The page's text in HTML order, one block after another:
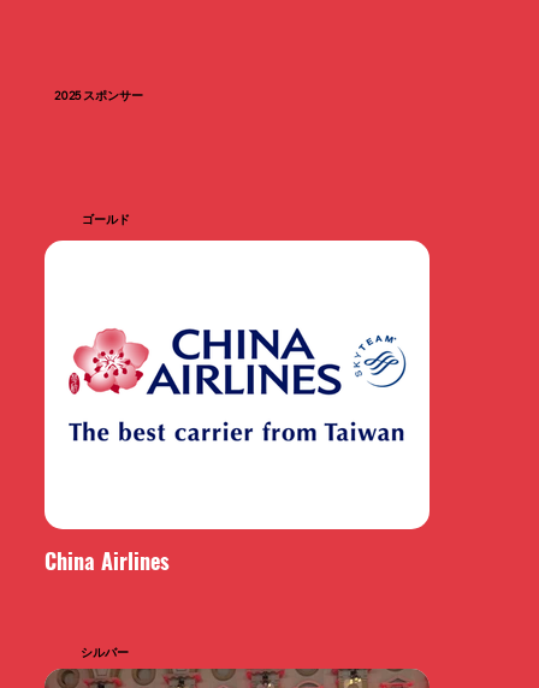
2025 スポンサー
ゴールド
China Airlines
シルバー